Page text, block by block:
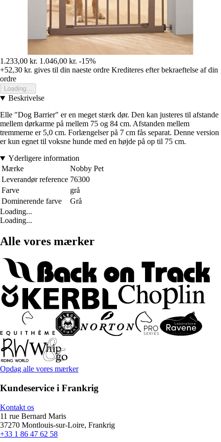
1.233,00 kr. 1.046,00 kr. -15%
+52,30 kr. gives til din naeste ordre Krediteres efter bekraeftelse af din
ordre
Loading...
Beskrivelse
Elle "Dog Barrier" er en meget stærk dør. Den kan justeres til afstande
mellem dørkarme på mellem 75 og 84 cm. Afstanden mellem
tremmerne er 5,0 cm. Forlængelser på 7 cm fås separat. Denne version
er kun egnet til voksne hunde med en højde på op til 75 cm.
Yderligere information
Mærke
Nobby Pet
Leverandør reference 76300
Farve
grå
Dominerende farve
Grå
Loading...
Loading...
Alle vores mærker
Opdag alle vores mærker
Kundeservice i Frankrig
Kontakt os
11 rue Bernard Maris
37270 Montlouis-sur-Loire, Frankrig
+33 1 86 47 62 58